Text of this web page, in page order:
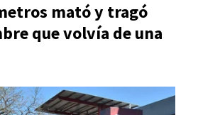
mató y tragó
que volvía de una